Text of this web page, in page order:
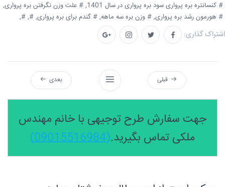
# کنسانتره بره پرواری سود بره پرواری در سال 1401,
# علت وزن نگرفتن بره پرواری,
# هورمون رشد بره پرواری, # وزن بره سه ماهه, # گندم برای بره پرواری, #,
#,
اشتراک گذاری:
قبلی بعدی
جهت سفارش طرح توجیهی با خانم مهندس
ملکی تماس بگیرید.(09015516984)